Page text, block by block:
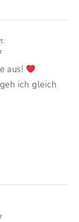
aus!
ich gleich